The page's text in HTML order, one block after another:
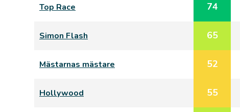
Top Race 74
Simon Flash 65
Mästarnas mästare 52
Hollywood 55